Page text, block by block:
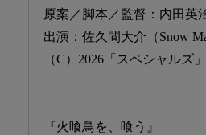
原案／脚本／監督：内田英
出演：佐久間大介（Snow
（C）2026「スペシャルズ
『火喰鳥を、喰う』